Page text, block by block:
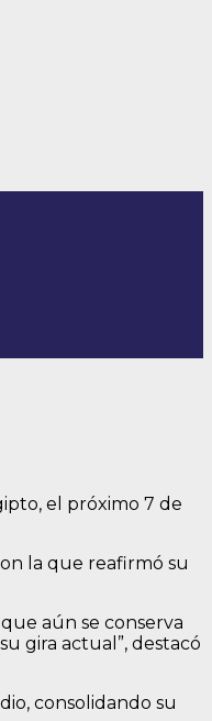
el próximo 7 de
la que reafirmó su
aún se conserva
gira actual”, destacó
consolidando su